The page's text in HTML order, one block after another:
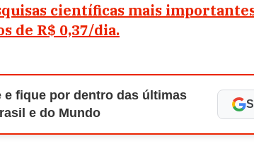
científicas mais
de R$ 0,37/dia.
e fique por dentro das últimas
e do Mundo